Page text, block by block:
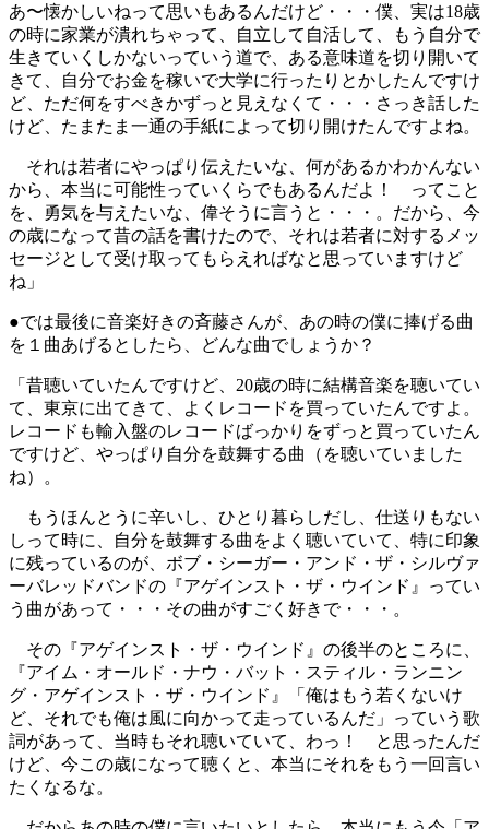
あ〜懐かしいねって思いもあるんだけど・・・僕、実は18歳
の時に家業が潰れちゃって、自立して自活して、もう自分で
生きていくしかないっていう道で、ある意味道を切り開いて
きて、自分でお金を稼いで大学に行ったりとかしたんですけ
ど、ただ何をすべきかずっと見えなくて・・・さっき話した
けど、たまたま一通の手紙によって切り開けたんですよね。
それは若者にやっぱり伝えたいな、何があるかわかんない
から、本当に可能性っていくらでもあるんだよ！ ってこと
を、勇気を与えたいな、偉そうに言うと・・・。だから、今
の歳になって昔の話を書けたので、それは若者に対するメッ
セージとして受け取ってもらえればなと思っていますけど
ね」
●では最後に音楽好きの斉藤さんが、あの時の僕に捧げる曲
を１曲あげるとしたら、どんな曲でしょうか？
「昔聴いていたんですけど、20歳の時に結構音楽を聴いてい
て、東京に出てきて、よくレコードを買っていたんですよ。
レコードも輸入盤のレコードばっかりをずっと買っていたん
ですけど、やっぱり自分を鼓舞する曲（を聴いていました
ね）。
もうほんとうに辛いし、ひとり暮らしだし、仕送りもない
しって時に、自分を鼓舞する曲をよく聴いていて、特に印象
に残っているのが、ボブ・シーガー・アンド・ザ・シルヴァ
ーバレッドバンドの『アゲインスト・ザ・ウインド』ってい
う曲があって・・・その曲がすごく好きで・・・。
その『アゲインスト・ザ・ウインド』の後半のところに、
『アイム・オールド・ナウ・バット・スティル・ランニン
グ・アゲインスト・ザ・ウインド』「俺はもう若くないけ
ど、それでも俺は風に向かって走っているんだ」っていう歌
詞があって、当時もそれ聴いていて、わっ！ と思ったんだ
けど、今この歳になって聴くと、本当にそれをもう一回言い
たくなるな。